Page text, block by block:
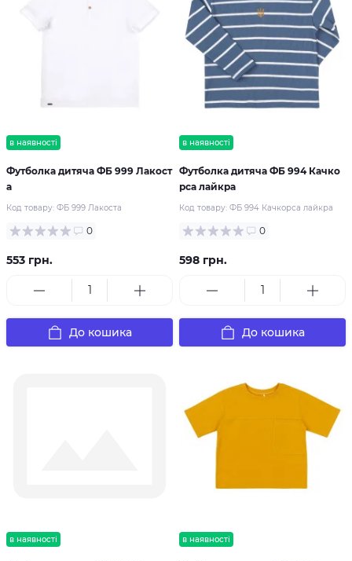
в наявності
Футболка дитяча ФБ 999 Лакост
а
Код товару: ФБ 999 Лакоста
0
553 грн.
До кошика
в наявності
Футболка дитяча ФБ 994 Качко
рса лайкра
Код товару: ФБ 994 Качкорса лайкра
0
598 грн.
До кошика
в наявності в наявності